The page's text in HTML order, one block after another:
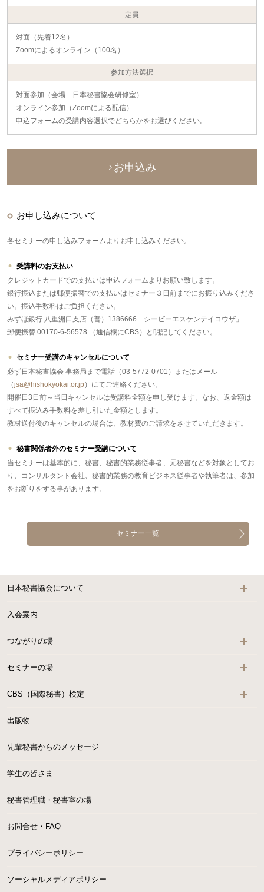
定員
対面（先着12名）
Zoomによるオンライン（100名）
参加方法選択
対面参加（会場 日本秘書協会研修室）
オンライン参加（Zoomによる配信）
申込フォームの受講内容選択でどちらかをお選びください。
お申込み
お申し込みについて
各セミナーの申し込みフォームよりお申し込みください。
受講料のお支払い
クレジットカードでの支払いは申込フォームよりお願い致します。
銀行振込または郵便振替での支払いはセミナー３日前までにお振り込みくださ
い。振込手数料はご負担ください。
みずほ銀行 八重洲口支店（普）1386666「シービーエスケンテイコウザ」
郵便振替 00170-6-56578 （通信欄にCBS）と明記してください。
セミナー受講のキャンセルについて
必ず日本秘書協会 事務局まで電話（03-5772-0701）またはメール
（jsa@hishokyokai.or.jp）にてご連絡ください。
開催日3日前～当日キャンセルは受講料全額を申し受けます。なお、返金額は
すべて振込み手数料を差し引いた金額とします。
教材送付後のキャンセルの場合は、教材費のご請求をさせていただきます。
秘書関係者外のセミナー受講について
当セミナーは基本的に、秘書、秘書的業務従事者、元秘書などを対象としてお
り、コンサルタント会社、秘書的業務の教育ビジネス従事者や執筆者は、参加
をお断りをする事があります。
セミナー一覧
日本秘書協会について
入会案内
つながりの場
セミナーの場
CBS（国際秘書）検定
出版物
先輩秘書からのメッセージ
学生の皆さま
秘書管理職・秘書室の場
お問合せ・FAQ
プライバシーポリシー
ソーシャルメディアポリシー